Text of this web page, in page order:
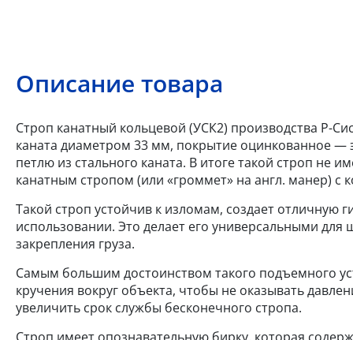
Описание товара
Строп канатный кольцевой (УСК2) производства Р-
каната диаметром 33 мм, покрытие оцинкованное —
петлю из стального каната. В итоге такой строп не
канатным стропом (или «громмет» на англ. манер) с
Такой строп устойчив к изломам, создает отличную
использовании. Это делает его универсальными
закрепления груза.
Самым большим достоинством такого подъемного
кручения вокруг объекта, чтобы не оказывать
увеличить срок службы бесконечного стропа.